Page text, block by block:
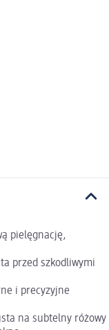
pielęgnację,
przed szkodliwymi
i precyzyjne
na subtelny różowy